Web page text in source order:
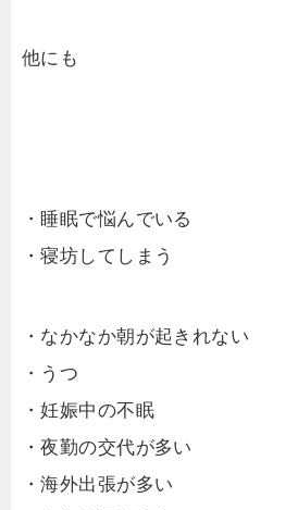
他にも
・睡眠で悩んでいる
・寝坊してしまう
・なかなか朝が起きれない
・うつ
・妊娠中の不眠
・夜勤の交代が多い
・海外出張が多い